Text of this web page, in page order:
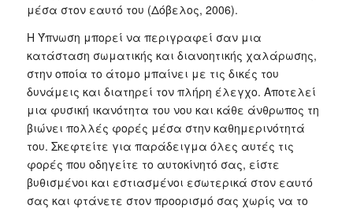
μέσα στον εαυτό του (Δόβελος, 2006).
Η Ύπνωση μπορεί να περιγραφεί σαν μια
κατάσταση σωματικής και διανοητικής χαλάρωσης,
στην οποία το άτομο μπαίνει με τις δικές του
δυνάμεις και διατηρεί τον πλήρη έλεγχο. Αποτελεί
μια φυσική ικανότητα του νου και κάθε άνθρωπος τη
βιώνει πολλές φορές μέσα στην καθημερινότητά
του. Σκεφτείτε για παράδειγμα όλες αυτές τις
φορές που οδηγείτε το αυτοκίνητό σας, είστε
βυθισμένοι και εστιασμένοι εσωτερικά στον εαυτό
σας και φτάνετε στον προορισμό σας χωρίς να το